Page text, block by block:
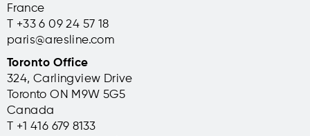
France
T +33 6 09 24 57 18
paris@aresline.com
Toronto Office
324, Carlingview Drive
Toronto ON M9W 5G5
Canada
T +1 416 679 8133